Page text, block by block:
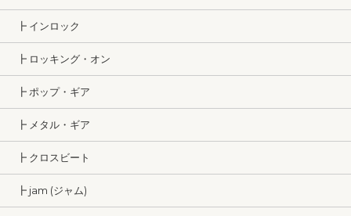
┣ インロック
┣ ロッキング・オン
┣ ポップ・ギア
┣ メタル・ギア
┣ クロスビート
┣ jam (ジャム)